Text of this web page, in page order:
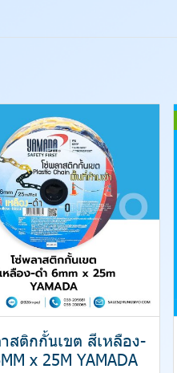
สติกกั้นเขต สีเหลือง-
x 25M YAMADA